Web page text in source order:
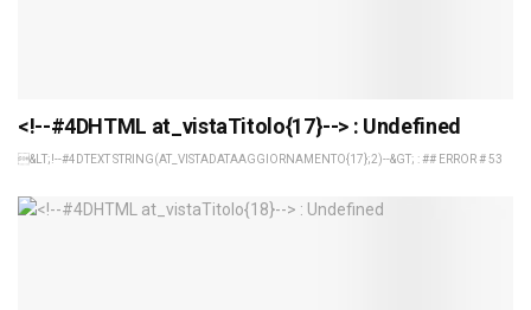
<!--#4DHTML at_vistaTitolo{17}--> : Undefined
&LT;!--#4DTEXT STRING(AT_VISTADATAAGGIORNAMENTO{17};2)--&GT; : ## ERROR # 53